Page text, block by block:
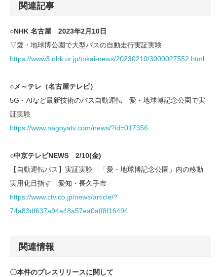
関連記事
○NHK 名古屋 2023年2月10日
▽愛・地球博公園で大型バスの自動走行実証実験
https://www3.nhk.or.jp/tokai-news/20230210/3000027552.html
○メ～テレ（名古屋テレビ）
5G・AIなど最新技術のバス自動運転 愛・地球博記念公園で実
証実験
https://www.nagoyatv.com/news/?id=017356
○中京テレビNEWS 2/10(金)
【自動運転バス】実証実験 「愛・地球博記念公園」内の移動
実用化目指す 愛知・長久手市
https://www.ctv.co.jp/news/article/?
74a83df637a94a48a57ea0aff8f16494
関連情報
〇本件のプレスリリースに関して